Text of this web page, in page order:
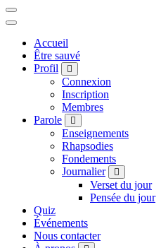
Accueil
Être sauvé
Profil
Connexion
Inscription
Membres
Parole
Enseignements
Rhapsodies
Fondements
Journalier
Verset du jour
Pensée du jour
Quiz
Événements
Nous contacter